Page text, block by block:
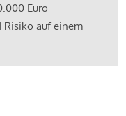
Euro
Risiko auf einem